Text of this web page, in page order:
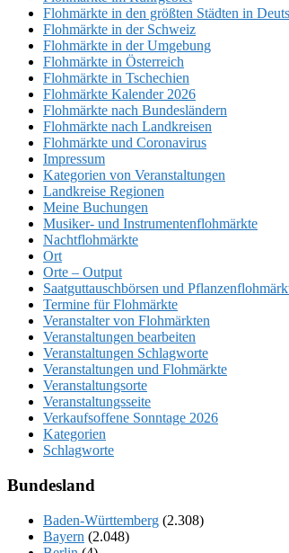
Flohmärkte in den größten Städten in
Flohmärkte in der Schweiz
Flohmärkte in der Umgebung
Flohmärkte in Österreich
Flohmärkte in Tschechien
Flohmärkte Kalender 2026
Flohmärkte nach Bundesländern
Flohmärkte nach Landkreisen
Flohmärkte und Coronavirus
Impressum
Kategorien von Veranstaltungen
Landkreise Regionen
Meine Buchungen
Musiker- und Instrumentenflohmärkte
Nachtflohmärkte
Ort
Orte – Output
Saatguttauschbörsen und
Termine für Flohmärkte
Veranstalter von Flohmärkten
Veranstaltungen bearbeiten
Veranstaltungen Schlagworte
Veranstaltungen und Flohmärkte
Veranstaltungsorte
Veranstaltungsseite
Verkaufsoffene Sonntage 2026
Kategorien
Schlagworte
Bundesland
Baden-Württemberg (2.308)
Bayern (2.048)